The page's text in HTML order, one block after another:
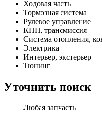
Ходовая часть
Тормозная система
Рулевое управление
КПП, трансмиссия
Система отопления,
Электрика
Интерьер, экстерьер
Тюнинг
Уточнить поиск
Любая запчасть